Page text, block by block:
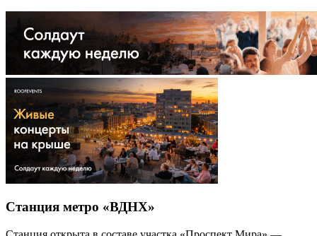
Станция метро «ВДНХ»